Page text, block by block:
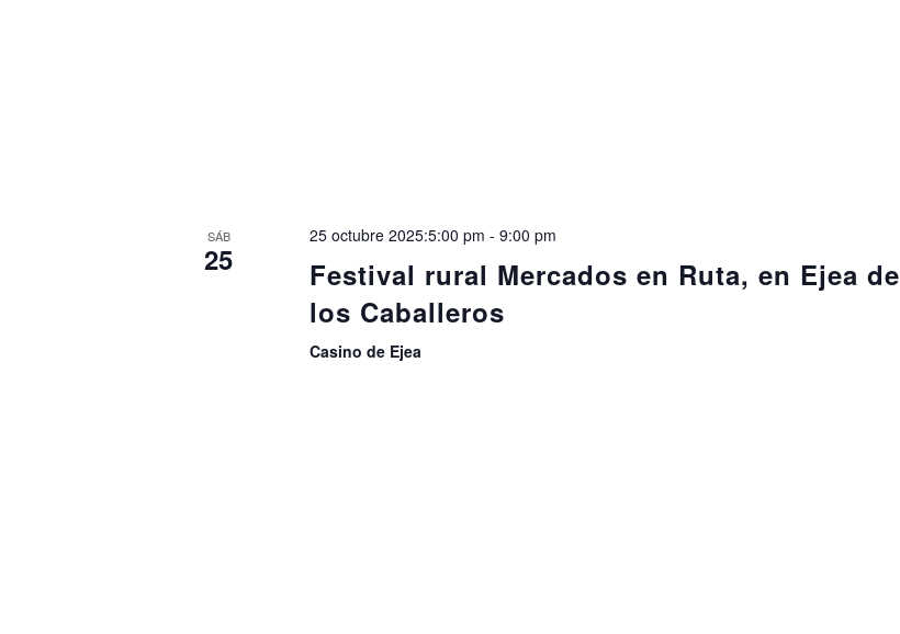
SÁB
25
25 octubre 2025:5:00 pm -9:00 pm
Festival rural Mercados en Ruta, en Ejea de
los Caballeros
Casino de Ejea